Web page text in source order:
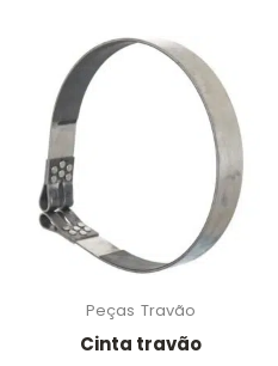
Peças Travão
Cinta travão